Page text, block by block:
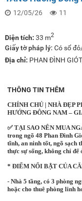
12/05/26 11
Diện tích: 33 m2
Giấy tờ pháp lý: Có sổ
Địa chỉ: PHAN ĐÌNH
THÔNG TIN THÊM
CHÍNH CHỦ | NHÀ ĐẸP
HƯỚNG ĐÔNG NAM –
✅ TẠI SAO NÊN MUA
trong ngõ 48 Phan Đình
tĩnh, an ninh tốt, ngõ sạch
thực sự sống, không chỉ để
* ĐIỂM NỔI BẬT CỦA
- Nhà 5 tầng, có 3 phòng
hoặc cho thuê phòng linh